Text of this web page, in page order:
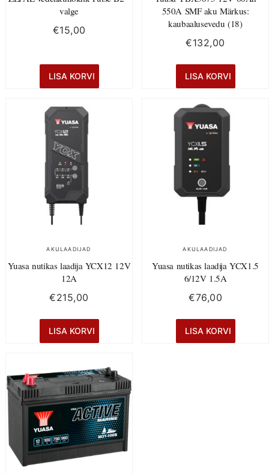
valge
€15,00
LISA KORVI
550A SMF aku Märkus:
kaubaalusevedu (18)
€132,00
LISA KORVI
AKULAADIJAD
Yuasa nutikas laadija YCX12 12V
12A
€215,00
LISA KORVI
AKULAADIJAD
Yuasa nutikas laadija YCX1.5
6/12V 1.5A
€76,00
LISA KORVI